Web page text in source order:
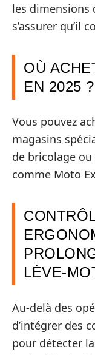
les dimensions
s’assurer qu’il
OÙ
EN 2025 ?
Vous pouvez
magasins
de bricolage
comme Moto
Au‑delà des
d’intégrer des
pour détecter la